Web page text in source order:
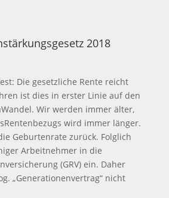
2018
Die gesetzliche Rente reicht
ist dies in erster Linie auf den
Wir werden immer älter,
wird immer länger.
Geburtenrate zurück. Folglich
Arbeitnehmer in die
(GRV) ein. Daher
„Generationenvertrag“ nicht